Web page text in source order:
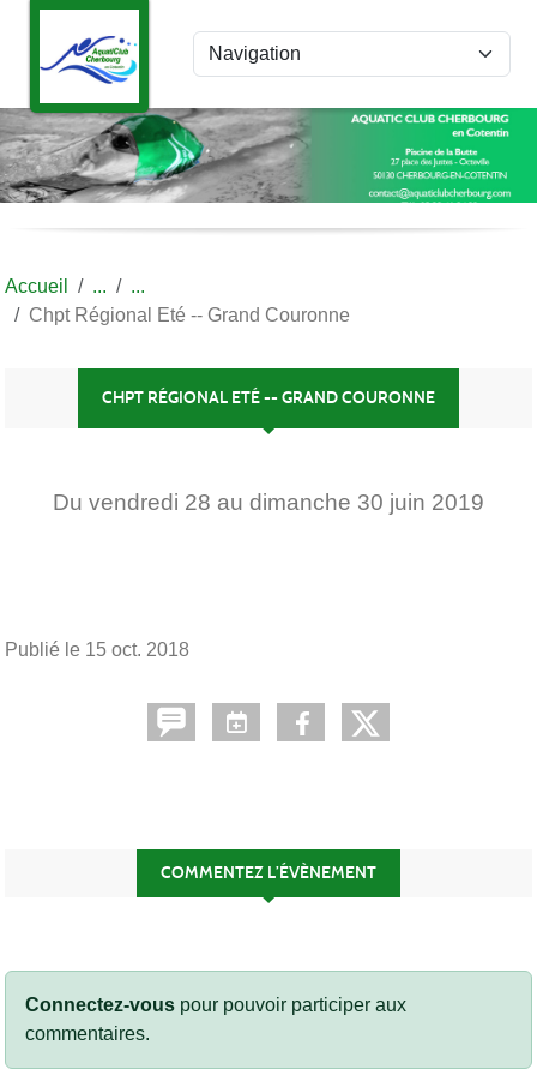
Accueil
Chpt Régional Eté -- Grand Couronne
CHPT RÉGIONAL ETÉ -- GRAND COURONNE
Du vendredi 28 au dimanche 30 juin 2019
Publié le 15 oct. 2018
COMMENTEZ L’ÉVÈNEMENT
Connectez-vous pour pouvoir participer aux
commentaires.
Panneau de gestion des cookies